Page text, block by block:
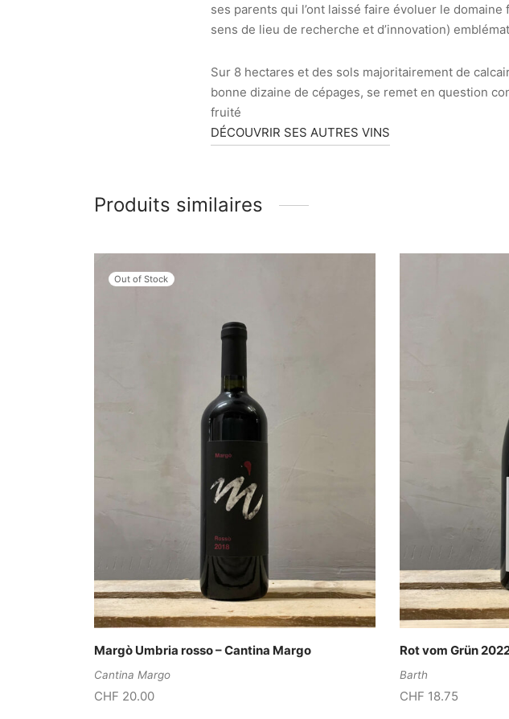
ses parents qui l’ont laissé faire évoluer le
sens de lieu de recherche et d’innovation)
Sur 8 hectares et des sols majoritairement de
bonne dizaine de cépages, se remet en question
fruité
DÉCOUVRIR SES AUTRES VINS
Produits similaires
Out of Stock
Margò Umbria rosso – Cantina Margo
Cantina Margo
CHF 20.00
Rot vom Grün
Barth
CHF 18.75